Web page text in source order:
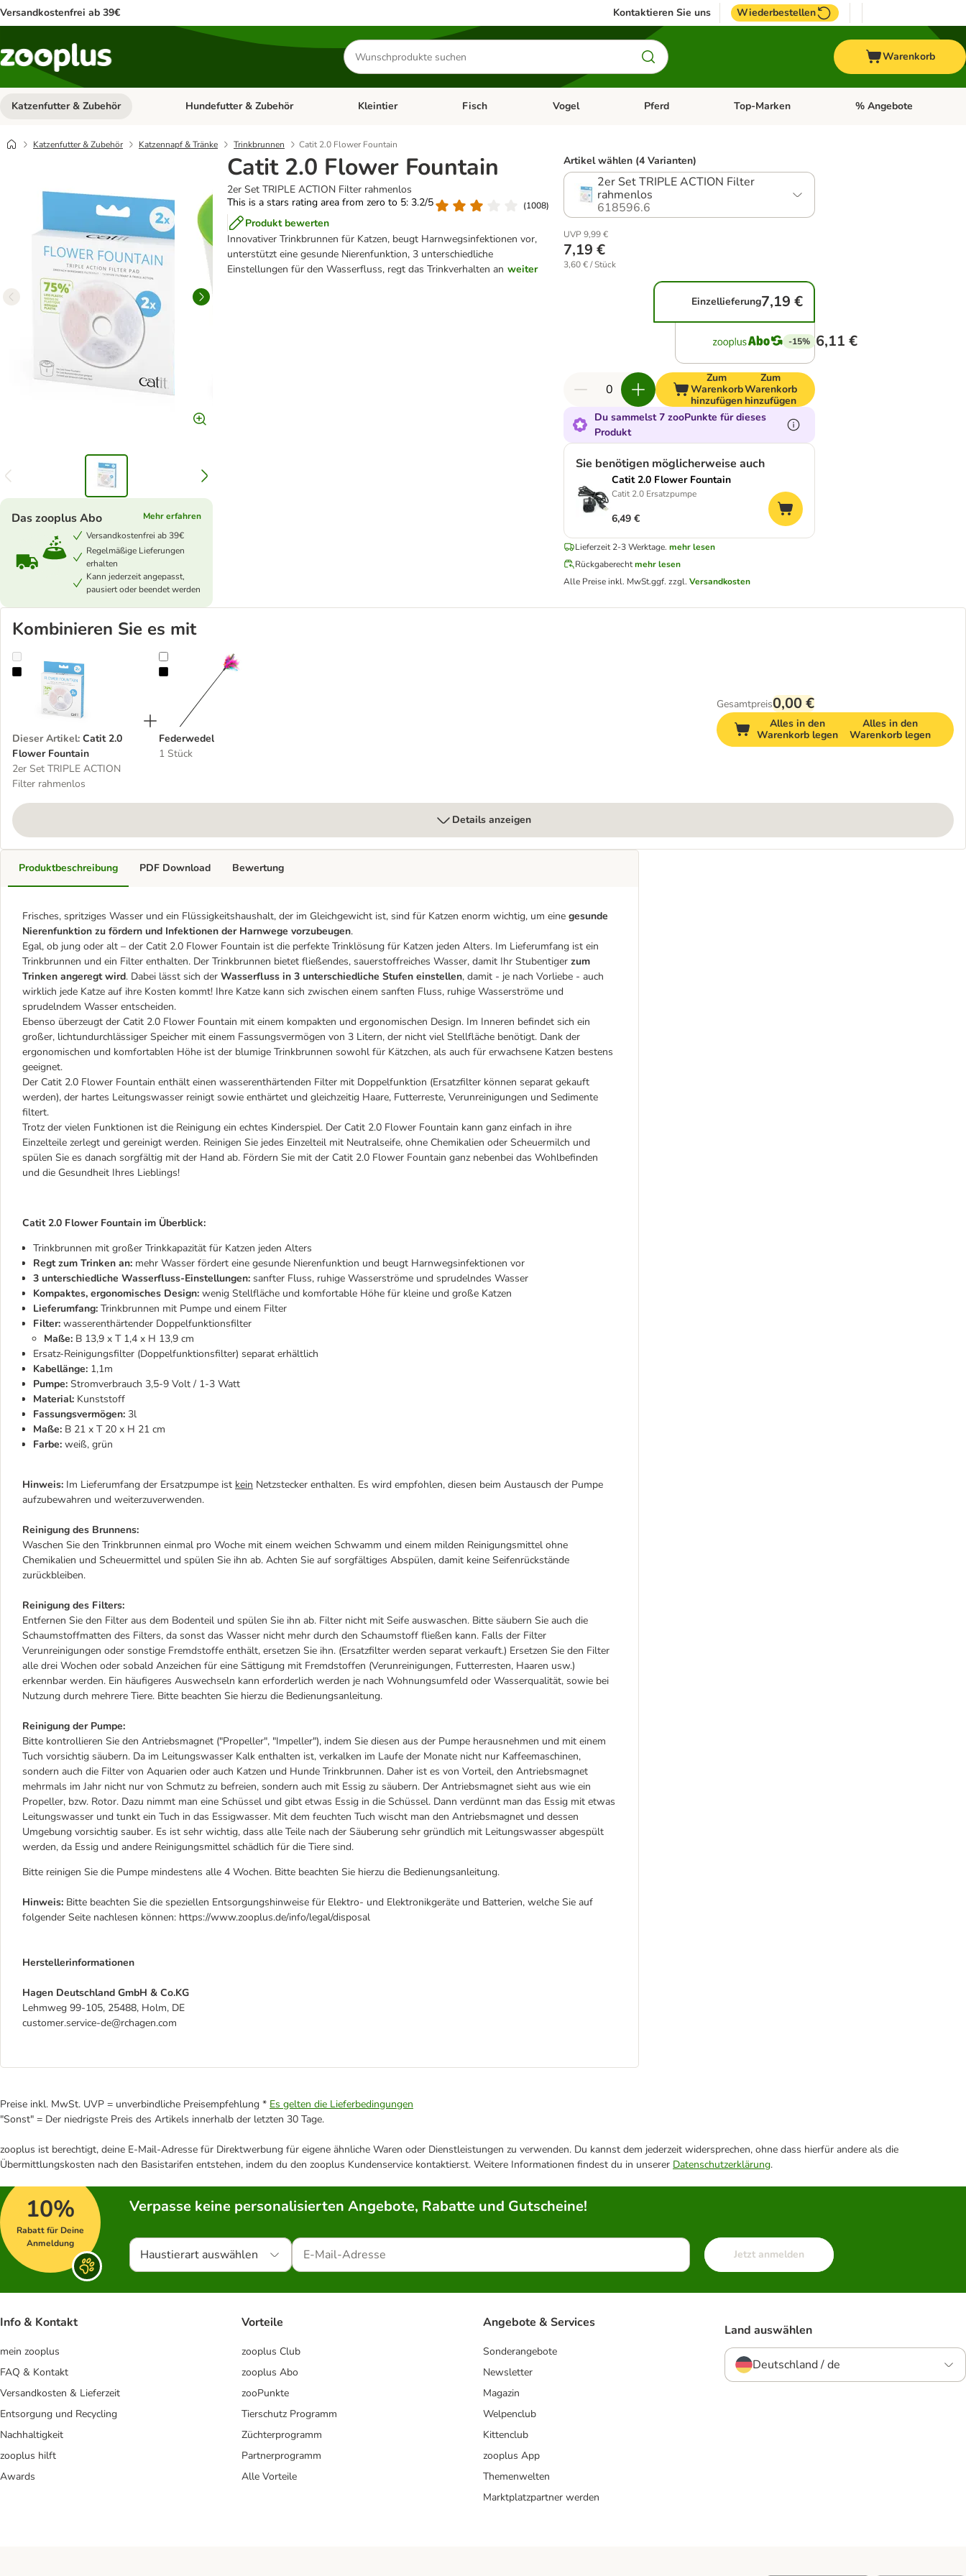
Versandkostenfrei ab 39€ Kontaktieren Sie uns Wiederbestellen
Produkte
suchen
Warenkorb
Katzenfutter & Zubehör Kategorie-Menü öffnen: Katzenfutter & Zubehör
Hundefutter & Zubehör Kategorie-Menü öffnen: Hundefutter & Zubehör
Kleintier Kategorie-Menü öffnen: Kleintier
Fisch Kategorie-Menü öffnen: Fisch
Vogel Kategorie-Menü öffnen: Vogel
Pferd Kategorie-Menü öffnen: Pferd
Top-Marken Kategorie-Menü öffnen:
% Angebote
Katzenfutter & Zubehör Katzennapf & Tränke Trinkbrunnen Catit 2.0 Flower Fountain
Catit 2.0 Flower Fountain
2er Set TRIPLE ACTION Filter rahmenlos
This is a stars rating area from zero to 5: 3.2/5
(1008)
Produkt bewerten
Innovativer Trinkbrunnen für Katzen, beugt Harnwegsinfektionen vor,
unterstützt eine gesunde Nierenfunktion, 3 unterschiedliche
Einstellungen für den Wasserfluss, regt das Trinkverhalten an weiter
Das zooplus Abo
Mehr erfahren
Versandkostenfrei ab 39€
Regelmäßige Lieferungen
erhalten
Kann jederzeit angepasst,
pausiert oder beendet werden
Artikel wählen (4 Varianten)
2er Set TRIPLE ACTION Filter
rahmenlos
618596.6
UVP 9,99 €
7,19 €
3,60 € / Stück
Einzellieferung7,19 €
-15% 6,11 €
Zum
Warenkorb
hinzufügen
Zum
Warenkorb
hinzufügen
Du sammelst 7 zooPunkte für dieses
Produkt
Sie benötigen möglicherweise auch
Catit 2.0 Flower Fountain
Catit 2.0 Ersatzpumpe
6,49 €
Lieferzeit 2-3 Werktage. mehr lesen
Rückgaberecht mehr lesen
Alle Preise inkl. MwSt.ggf. zzgl. Versandkosten
Kombinieren Sie es mit
Catit 2.0 Flower Fountain
Dieser Artikel: Catit 2.0
Flower Fountain
2er Set TRIPLE ACTION
Filter rahmenlos
Federwedel
Federwedel
1 Stück
Gesamtpreis0,00 €
Alles in den
Warenkorb legen
Alles in den
Warenkorb legen
Details anzeigen
Produktbeschreibung
Frisches, spritziges Wasser und ein Flüssigkeitshaushalt, der im Gleichgewicht ist, sind für Katzen enorm wichtig, um eine gesunde
Nierenfunktion zu fördern und Infektionen der Harnwege vorzubeugen.
Egal, ob jung oder alt – der Catit 2.0 Flower Fountain ist die perfekte Trinklösung für Katzen jeden Alters. Im Lieferumfang ist ein
Trinkbrunnen und ein Filter enthalten. Der Trinkbrunnen bietet fließendes, sauerstoffreiches Wasser, damit Ihr Stubentiger zum
Trinken angeregt wird. Dabei lässt sich der Wasserfluss in 3 unterschiedliche Stufen einstellen, damit - je nach Vorliebe - auch
wirklich jede Katze auf ihre Kosten kommt! Ihre Katze kann sich zwischen einem sanften Fluss, ruhige Wasserströme und
sprudelndem Wasser entscheiden.
Ebenso überzeugt der Catit 2.0 Flower Fountain mit einem kompakten und ergonomischen Design. Im Inneren befindet sich ein
großer, lichtundurchlässiger Speicher mit einem Fassungsvermögen von 3 Litern, der nicht viel Stellfläche benötigt. Dank der
ergonomischen und komfortablen Höhe ist der blumige Trinkbrunnen sowohl für Kätzchen, als auch für erwachsene Katzen bestens
geeignet.
Der Catit 2.0 Flower Fountain enthält einen wasserenthärtenden Filter mit Doppelfunktion (Ersatzfilter können separat gekauft
werden), der hartes Leitungswasser reinigt sowie enthärtet und gleichzeitig Haare, Futterreste, Verunreinigungen und Sedimente
filtert.
Trotz der vielen Funktionen ist die Reinigung ein echtes Kinderspiel. Der Catit 2.0 Flower Fountain kann ganz einfach in ihre
Einzelteile zerlegt und gereinigt werden. Reinigen Sie jedes Einzelteil mit Neutralseife, ohne Chemikalien oder Scheuermilch und
spülen Sie es danach sorgfältig mit der Hand ab. Fördern Sie mit der Catit 2.0 Flower Fountain ganz nebenbei das Wohlbefinden
und die Gesundheit Ihres Lieblings!
Catit 2.0 Flower Fountain im Überblick:
Trinkbrunnen mit großer Trinkkapazität für Katzen jeden Alters
Regt zum Trinken an: mehr Wasser fördert eine gesunde Nierenfunktion und beugt Harnwegsinfektionen vor
3 unterschiedliche Wasserfluss-Einstellungen: sanfter Fluss, ruhige Wasserströme und sprudelndes Wasser
Kompaktes, ergonomisches Design: wenig Stellfläche und komfortable Höhe für kleine und große Katzen
Lieferumfang: Trinkbrunnen mit Pumpe und einem Filter
Filter: wasserenthärtender Doppelfunktionsfilter
Maße: B 13,9 x T 1,4 x H 13,9 cm
Ersatz-Reinigungsfilter (Doppelfunktionsfilter) separat erhältlich
Kabellänge: 1,1m
Pumpe: Stromverbrauch 3,5-9 Volt / 1-3 Watt
Material: Kunststoff
Fassungsvermögen: 3l
Maße: B 21 x T 20 x H 21 cm
Farbe: weiß, grün
Hinweis: Im Lieferumfang der Ersatzpumpe ist kein Netzstecker enthalten. Es wird empfohlen, diesen beim Austausch der Pumpe
aufzubewahren und weiterzuverwenden.
Reinigung des Brunnens:
Waschen Sie den Trinkbrunnen einmal pro Woche mit einem weichen Schwamm und einem milden Reinigungsmittel ohne
Chemikalien und Scheuermittel und spülen Sie ihn ab. Achten Sie auf sorgfältiges Abspülen, damit keine Seifenrückstände
zurückbleiben.
Reinigung des Filters:
Entfernen Sie den Filter aus dem Bodenteil und spülen Sie ihn ab. Filter nicht mit Seife auswaschen. Bitte säubern Sie auch die
Schaumstoffmatten des Filters, da sonst das Wasser nicht mehr durch den Schaumstoff fließen kann. Falls der Filter
Verunreinigungen oder sonstige Fremdstoffe enthält, ersetzen Sie ihn. (Ersatzfilter werden separat verkauft.) Ersetzen Sie den Filter
alle drei Wochen oder sobald Anzeichen für eine Sättigung mit Fremdstoffen (Verunreinigungen, Futterresten, Haaren usw.)
erkennbar werden. Ein häufigeres Auswechseln kann erforderlich werden je nach Wohnungsumfeld oder Wasserqualität, sowie bei
Nutzung durch mehrere Tiere. Bitte beachten Sie hierzu die Bedienungsanleitung.
Reinigung der Pumpe:
Bitte kontrollieren Sie den Antriebsmagnet ("Propeller", "Impeller"), indem Sie diesen aus der Pumpe herausnehmen und mit einem
Tuch vorsichtig säubern. Da im Leitungswasser Kalk enthalten ist, verkalken im Laufe der Monate nicht nur Kaffeemaschinen,
sondern auch die Filter von Aquarien oder auch Katzen und Hunde Trinkbrunnen. Daher ist es von Vorteil, den Antriebsmagnet
mehrmals im Jahr nicht nur von Schmutz zu befreien, sondern auch mit Essig zu säubern. Der Antriebsmagnet sieht aus wie ein
Propeller, bzw. Rotor. Dazu nimmt man eine Schüssel und gibt etwas Essig in die Schüssel. Dann verdünnt man das Essig mit etwas
Leitungswasser und tunkt ein Tuch in das Essigwasser. Mit dem feuchten Tuch wischt man den Antriebsmagnet und dessen
Umgebung vorsichtig sauber. Es ist sehr wichtig, dass alle Teile nach der Säuberung sehr gründlich mit Leitungswasser abgespült
werden, da Essig und andere Reinigungsmittel schädlich für die Tiere sind.
Bitte reinigen Sie die Pumpe mindestens alle 4 Wochen. Bitte beachten Sie hierzu die Bedienungsanleitung.
Hinweis: Bitte beachten Sie die speziellen Entsorgungshinweise für Elektro- und Elektronikgeräte und Batterien, welche Sie auf
folgender Seite nachlesen können: https://www.zooplus.de/info/legal/disposal
Herstellerinformationen
Hagen Deutschland GmbH & Co.KG
Lehmweg 99-105, 25488, Holm, DE
customer.service-de@rchagen.com
PDF Download Bewertung
Preise inkl. MwSt. UVP = unverbindliche Preisempfehlung * Es gelten die Lieferbedingungen
"Sonst" = Der niedrigste Preis des Artikels innerhalb der letzten 30 Tage.
zooplus ist berechtigt, deine E-Mail-Adresse für Direktwerbung für eigene ähnliche Waren oder Dienstleistungen zu verwenden. Du kannst dem jederzeit widersprechen, ohne dass hierfür andere als die
Übermittlungskosten nach den Basistarifen entstehen, indem du den zooplus Kundenservice kontaktierst. Weitere Informationen findest du in unserer Datenschutzerklärung.
10%
Rabatt für Deine
Anmeldung
Verpasse keine personalisierten Angebote, Rabatte und Gutscheine!
Haustierart auswählen Jetzt anmelden
Info & Kontakt
mein zooplus
FAQ & Kontakt
Versandkosten & Lieferzeit
Entsorgung und Recycling
Nachhaltigkeit
zooplus hilft
Awards
Vorteile
zooplus Club
zooplus Abo
zooPunkte
Tierschutz Programm
Züchterprogramm
Partnerprogramm
Alle Vorteile
Angebote & Services
Sonderangebote
Newsletter
Magazin
Welpenclub
Kittenclub
zooplus App
Themenwelten
Marktplatzpartner werden
Land auswählen
Deutschland / de